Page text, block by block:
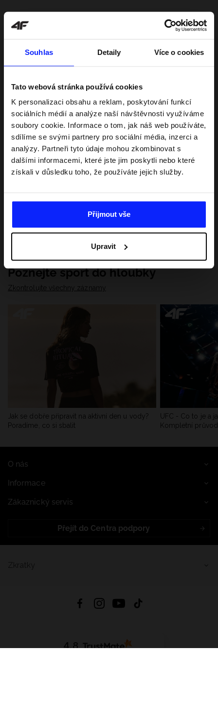
Souhlas Detaily Více o cookies
Tato webová stránka používá cookies
K personalizaci obsahu a reklam, poskytování funkcí
sociálních médií a analýze naší návštěvnosti využíváme
soubory cookie. Informace o tom, jak náš web používáte,
sdílíme se svými partnery pro sociální média, inzerci a
analýzy. Partneři tyto údaje mohou zkombinovat s
dalšími informacemi, které jste jim poskytli nebo které
získali v důsledku toho, že používáte jejich služby.
Přijmout vše
Upravit
Poznejte sport do hloubky
Zkontrolujte všechny záznamy
Jak se dobře připravit na aktivní den u vody?
Poradíme, co si sbalit
UFC - Co to je a
Kompletní
O nás
Informace
Zákaznický servis
Přejít do Centra podpory
4.8